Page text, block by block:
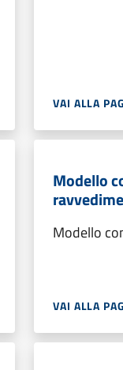
VAI ALLA
Modello
Modello
VAI ALLA